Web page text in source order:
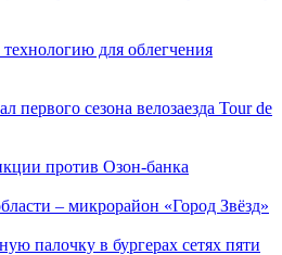
для облегчения
первого сезона велозаезда Tour de
против Озон-банка
– микрорайон «Город Звёзд»
палочку в бургерах сетях пяти